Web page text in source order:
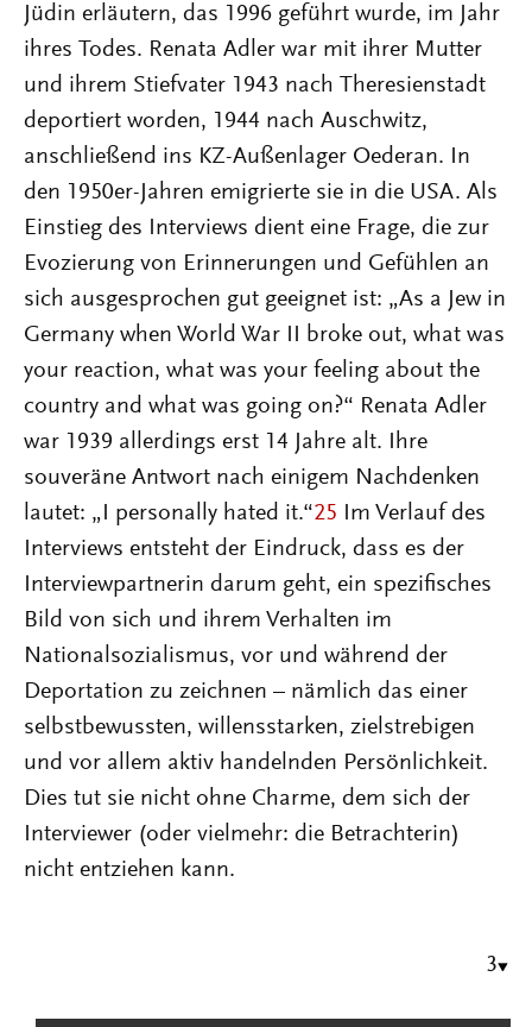
Jüdin erläutern, das 1996 geführt wurde, im Jahr
ihres Todes. Renata Adler war mit ihrer Mutter
und ihrem Stiefvater 1943 nach Theresienstadt
deportiert worden, 1944 nach Auschwitz,
anschließend ins KZ-Außenlager Oederan. In
den 1950er-Jahren emigrierte sie in die USA. Als
Einstieg des Interviews dient eine Frage, die zur
Evozierung von Erinnerungen und Gefühlen an
sich ausgesprochen gut geeignet ist: „As a Jew in
Germany when World War II broke out, what was
your reaction, what was your feeling about the
country and what was going on?“ Renata Adler
war 1939 allerdings erst 14 Jahre alt. Ihre
souveräne Antwort nach einigem Nachdenken
lautet: „I personally hated it.“25 Im Verlauf des
Interviews entsteht der Eindruck, dass es der
Interviewpartnerin darum geht, ein spezifisches
Bild von sich und ihrem Verhalten im
Nationalsozialismus, vor und während der
Deportation zu zeichnen – nämlich das einer
selbstbewussten, willensstarken, zielstrebigen
und vor allem aktiv handelnden Persönlichkeit.
Dies tut sie nicht ohne Charme, dem sich der
Interviewer (oder vielmehr: die Betrachterin)
nicht entziehen kann.
3